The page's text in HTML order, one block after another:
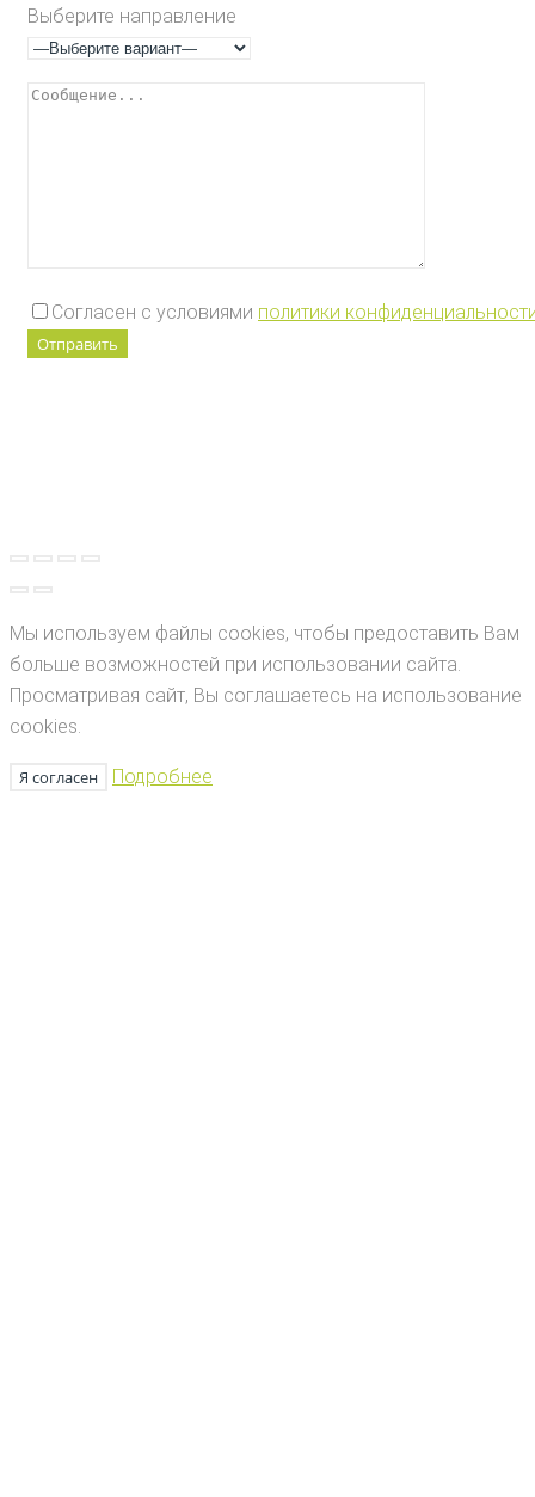
Выберите направление
Согласен с условиями политики
Мы используем файлы cookies, чтобы предоставить Вам
больше возможностей при использовании сайта.
Просматривая сайт, Вы соглашаетесь на использование
cookies.
Я согласен Подробнее